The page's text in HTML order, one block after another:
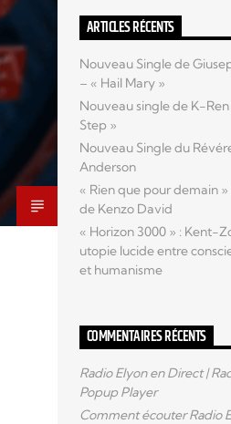
ARTICLES RÉCENTS
Nouveau Single de
– « Hail Mary »
Nouveau single de K-
Step »
Nouveau Single du
Anderson
« Rien que pour demain
de Kenzo David
« Horizon 3000 » : Kent-
utopie lucide entre
et humanisme
COMMENTAIRES RÉCENTS
Radio Elyon en Direct |
Popup Player
Comment écouter Radio